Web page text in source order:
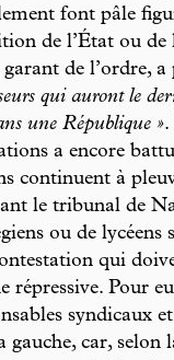
font pâle
de l’État ou de
de l’ordre, a
qui auront le
une République ».
a encore
continuent à
le tribunal de
ou de lycéens
qui
répressive. Pour
syndicaux
gauche, car, selon